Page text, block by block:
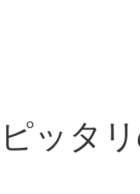
ッタ